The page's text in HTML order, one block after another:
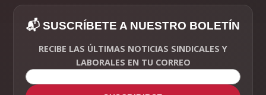
📬 SUSCRÍBETE A NUESTRO BOLETÍN
RECIBE LAS ÚLTIMAS NOTICIAS SINDICALES Y
LABORALES EN TU CORREO